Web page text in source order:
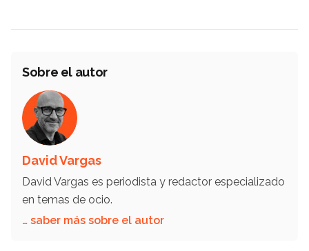
Sobre el autor
David Vargas
David Vargas es periodista y redactor especializado
en temas de ocio.
… saber más sobre el autor